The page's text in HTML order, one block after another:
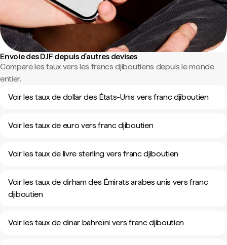
Envoie des DJF depuis d'autres devises
Compare les taux vers les francs djiboutiens depuis le monde
entier.
Voir les taux de dollar des États-Unis vers franc djiboutien
Voir les taux de euro vers franc djiboutien
Voir les taux de livre sterling vers franc djiboutien
Voir les taux de dirham des Émirats arabes unis vers franc
djiboutien
Voir les taux de dinar bahreïni vers franc djiboutien